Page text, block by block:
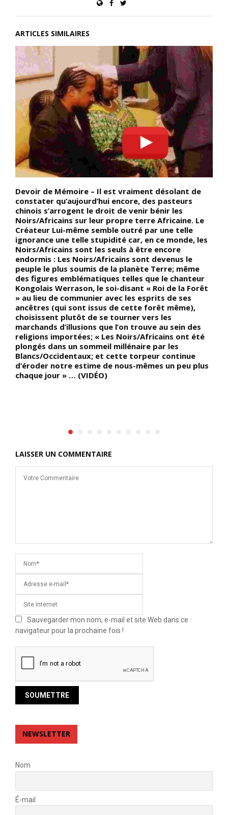
ARTICLES SIMILAIRES
Devoir de Mémoire – Il est vraiment désolant de
constater qu’aujourd’hui encore, des pasteurs
chinois s’arrogent le droit de venir bénir les
Noirs/Africains sur leur propre terre Africaine. Le
Créateur Lui-même semble outré par une telle
ignorance une telle stupidité car, en ce monde, les
Noirs/Africains sont les seuls à être encore
endormis : Les Noirs/Africains sont devenus le
peuple le plus soumis de la planète Terre; même
des figures emblématiques telles que le chanteur
Kongolais Werrason, le soi-disant « Roi de la Forêt
» au lieu de communier avec les esprits de ses
ancêtres (qui sont issus de cette forêt même),
choisissent plutôt de se tourner vers les
marchands d’illusions que l’on trouve au sein des
religions importées; « Les Noirs/Africains ont été
plongés dans un sommeil millénaire par les
Blancs/Occidentaux; et cette torpeur continue
d’éroder notre estime de nous-mêmes un peu plus
chaque jour » … (VIDÉO)
LAISSER UN COMMENTAIRE
Sauvegarder mon nom, e-mail et site Web dans ce
navigateur pour la prochaine fois !
NEWSLETTER
Nom
É-mail